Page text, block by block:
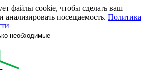
файлы cookie, чтобы сделать ваш
анализировать посещаемость. Политика
необходимые